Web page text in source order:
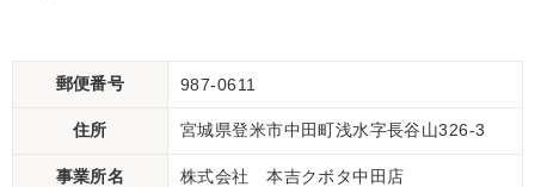
郵便番号 987-0611
住所 宮城県登米市中田町浅水字長谷山326-3
事業所名 株式会社 本吉クボタ中田店